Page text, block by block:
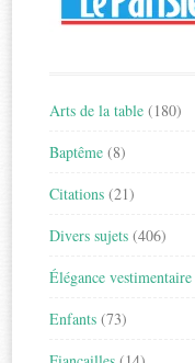
Arts de la table (180)
Baptême (8)
Citations (21)
Divers sujets (406)
Élégance vestimentaire
Enfants (73)